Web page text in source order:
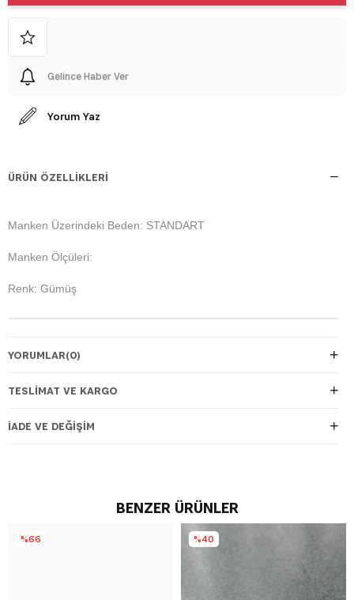
Gelince Haber Ver
Yorum Yaz
ÜRÜN ÖZELLIKLERI
Manken Üzerindeki Beden: STANDART
Manken Ölçüleri:
Renk: Gümüş
YORUMLAR(0)
TESLIMAT VE KARGO
İADE VE DEĞIŞIM
BENZER ÜRÜNLER
%66 %40